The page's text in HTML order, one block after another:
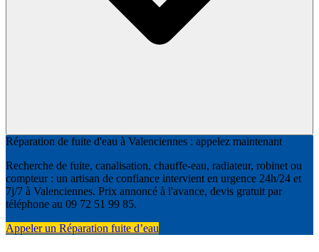
Réparation de fuite d'eau à Valenciennes : appelez maintenant
Recherche de fuite, canalisation, chauffe-eau, radiateur, robinet ou
compteur : un artisan de confiance intervient en urgence 24h/24 et
7j/7 à Valenciennes. Prix annoncé à l'avance, devis gratuit par
téléphone au 09 72 51 99 85.
Appeler un Réparation fuite d’eau